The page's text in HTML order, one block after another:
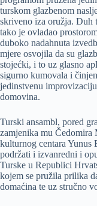
turskom glazbenom
skriveno iza oružja. Duh
tako je ovladao
duboko nadahnuta
mjere osvojila da su
stojećki, i to uz glasno
sigurno kumovala i
jedinstvenu
domovina.
Turski ansambl, pored
zamjenika mu Čedomira
kulturnog centara Yunus
podržati i izvanredni i
Turske u Republici
kojem se pružila prilika
domaćina te uz stručno